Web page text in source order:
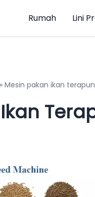
Rumah Lini
» Mesin pakan ikan